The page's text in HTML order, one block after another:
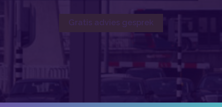
Gratis advies gesprek